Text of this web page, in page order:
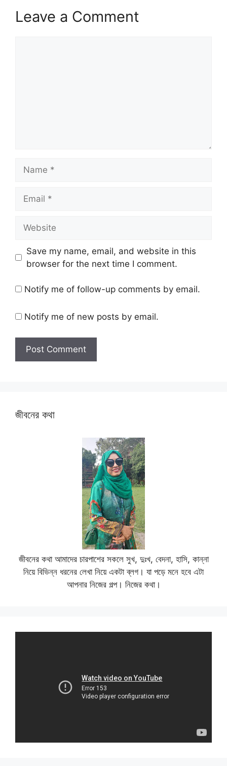
Leave a Comment
Save my name, email, and website in this
browser for the next time I comment.
Notify me of follow-up comments by email.
Notify me of new posts by email.
জীবনের কথা
জীবনের কথা আমাদের চারপাশের সকলে সুখ, দুঃখ, বেদনা, হাসি, কান্না
নিয়ে বিভিন্ন ধরনের লেখা নিয়ে একটা ব্লগ। যা পড়ে মনে হবে এটা
আপনার নিজের গল্প। নিজের কথা।